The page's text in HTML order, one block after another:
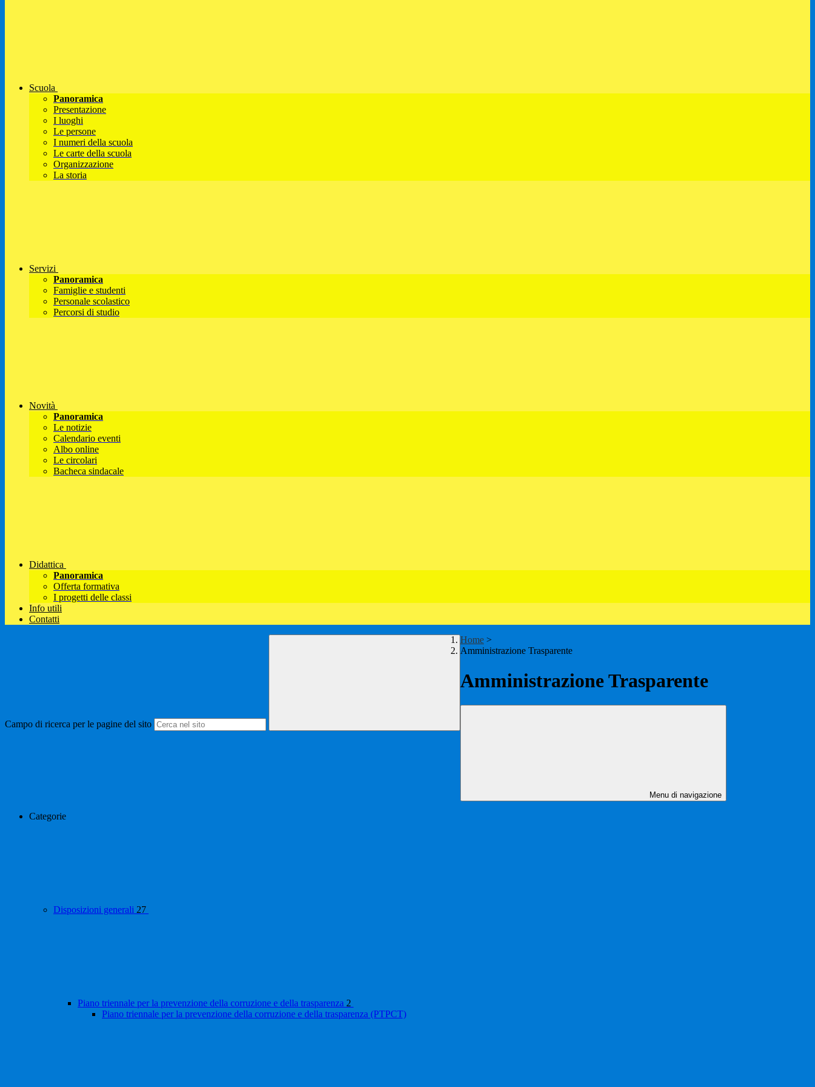
Scuola
Panoramica
Presentazione
I luoghi
Le persone
I numeri della scuola
Le carte della scuola
Organizzazione
La storia
Servizi
Panoramica
Famiglie e studenti
Personale scolastico
Percorsi di studio
Novità
Panoramica
Le notizie
Calendario eventi
Albo online
Le circolari
Bacheca sindacale
Didattica
Panoramica
Offerta formativa
I progetti delle classi
Info utili
Contatti
Campo di ricerca per le pagine del sito
Home >
Amministrazione Trasparente
Amministrazione Trasparente
Menu di navigazione
Categorie
Disposizioni generali 27
Piano triennale per la prevenzione della corruzione e della trasparenza 2
Piano triennale per la prevenzione della corruzione e della trasparenza (PTPCT)